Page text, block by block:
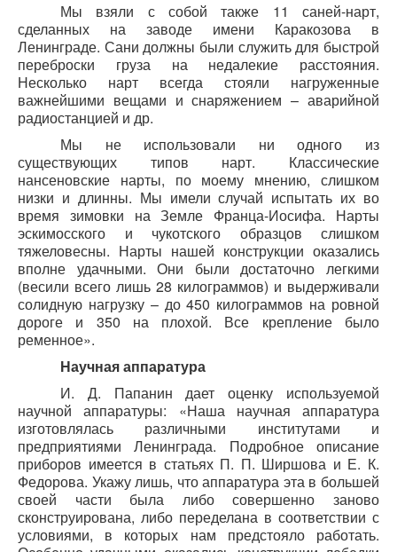
Мы взяли с собой также 11 саней-нарт,
сделанных на заводе имени Каракозова в
Ленинграде. Сани должны были служить для быстрой
переброски груза на недалекие расстояния.
Несколько нарт всегда стояли нагруженные
важнейшими вещами и снаряжением – аварийной
радиостанцией и др.
Мы не использовали ни одного из
существующих типов нарт. Классические
нансеновские нарты, по моему мнению, слишком
низки и длинны. Мы имели случай испытать их во
время зимовки на Земле Франца-Иосифа. Нарты
эскимосского и чукотского образцов слишком
тяжеловесны. Нарты нашей конструкции оказались
вполне удачными. Они были достаточно легкими
(весили всего лишь 28 килограммов) и выдерживали
солидную нагрузку – до 450 килограммов на ровной
дороге и 350 на плохой. Все крепление было
ременное».
Научная аппаратура
И. Д. Папанин дает оценку используемой
научной аппаратуры: «Наша научная аппаратура
изготовлялась различными институтами и
предприятиями Ленинграда. Подробное описание
приборов имеется в статьях П. П. Ширшова и Е. К.
Федорова. Укажу лишь, что аппаратура эта в большей
своей части была либо совершенно заново
сконструирована, либо переделана в соответствии с
условиями, в которых нам предстояло работать.